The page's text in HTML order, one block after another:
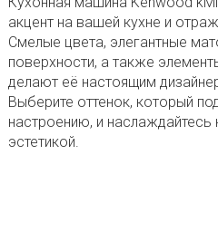
акцент на вашей кухне и
Смелые цвета, элегантные
поверхности, а также
делают её настоящим
Выберите оттенок, который
настроению, и наслаждайтесь
эстетикой.